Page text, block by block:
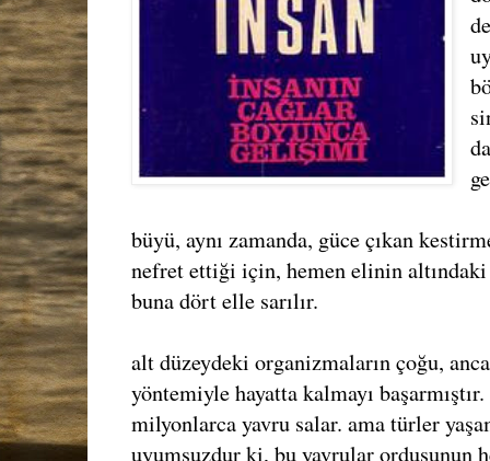
büyü, aynı zamanda, güce çıkan
nefret ettiği için, hemen elinin
buna dört elle sarılır.
alt düzeydeki organizmaların çoğu,
yöntemiyle hayatta kalmayı
milyonlarca yavru salar. ama türler
uyumsuzdur ki, bu yavrular ordusunun